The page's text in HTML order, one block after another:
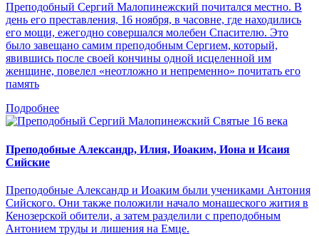
Преподобный Сергий Малопинежский почитался местно. В
день его преставления, 16 ноября, в часовне, где находились
его мощи, ежегодно совершался молебен Спасителю. Это
было завещано самим преподобным Сергием, который,
явившись после своей кончины одной исцеленной им
женщине, повелел «неотложно и непременно» почитать его
память
Подробнее
Святые 16 века
Преподобные Александр, Илия, Иоаким, Иона и Исаия
Сийские
Преподобные Александр и Иоаким были учениками Антония
Сийского. Они также положили начало монашеского жития в
Кенозерской обители, а затем разделили с преподобным
Антонием труды и лишения на Емце.